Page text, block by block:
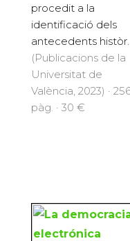
procedit a la
identificació dels
antecedents històr...
(Publicacions de la
Universitat de
València, 2023) ·
pàg. · 30 €